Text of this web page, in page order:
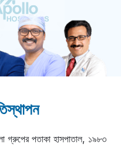
গ্রুপের পতাকা হাসপাতাল, ১৯৮৩